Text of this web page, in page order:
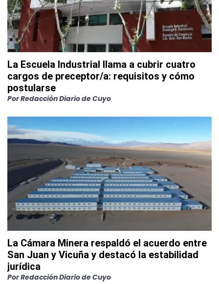
La Escuela Industrial llama a cubrir cuatro
cargos de preceptor/a: requisitos y cómo
postularse
PorRedacción Diario de Cuyo
La Cámara Minera respaldó el acuerdo entre
San Juan y Vicuña y destacó la estabilidad
jurídica
PorRedacción Diario de Cuyo